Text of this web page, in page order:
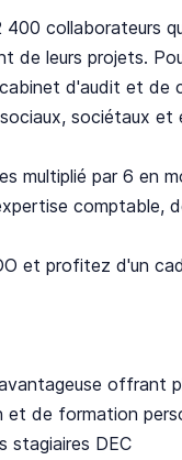
400 collaborateurs
de leurs projets.
d'audit et de
sociétaux et
multiplié par 6 en
comptable,
et profitez d'un
offrant
et de formation
stagiaires DEC